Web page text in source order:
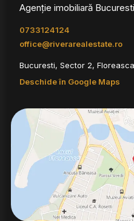
Agenție imobiliară Bucuresti
0733124124
office@riverarealestate.ro
Bucuresti, Sector 2,
Deschide în Google Maps